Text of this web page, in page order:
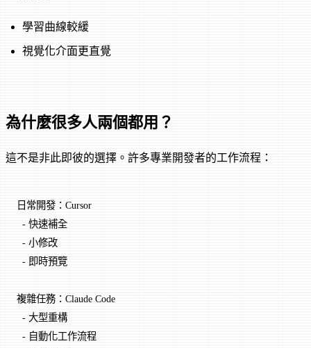
學習曲線較緩
視覺化介面更直覺
為什麼很多人兩個都用？
這不是非此即彼的選擇。許多專業開發者的工作流程：
日常開發：Cursor
  - 快速補全
  - 小修改
  - 即時預覽
複雜任務：Claude Code
  - 大型重構
  - 自動化工作流程